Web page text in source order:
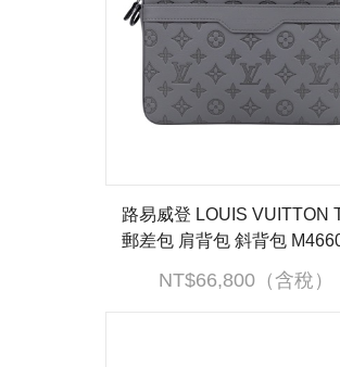
路易威登 LOUIS VUITTON
郵差包 肩背包 斜背包
晶片款 灰原花壓紋 Trio 郵差
原廠盒子/防塵袋/背帶/內袋2
NT$66,800（含稅）